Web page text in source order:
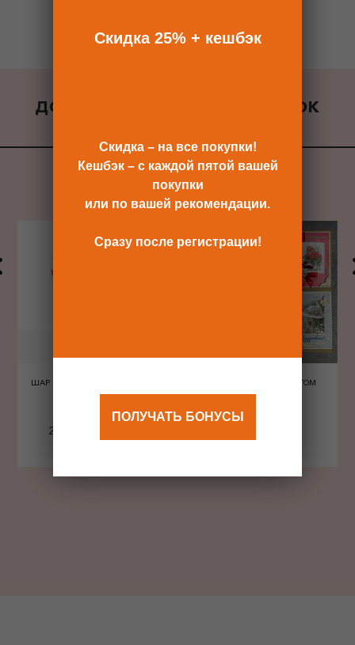
ДОБАВИТЬ К ЗАКАЗУ ПОДАРОК
ШАР ШЕЛКОГРАФИЯ СЕРДЦА
КРАСНЫЕ
240 Р
ОТКРЫТКА С КОНВЕРТОМ
Скидка 25% + кешбэк
Скидка – на все покупки!
Кешбэк – с каждой пятой вашей
покупки
или по вашей рекомендации.
Сразу после регистрации!
ПОЛУЧАТЬ БОНУСЫ